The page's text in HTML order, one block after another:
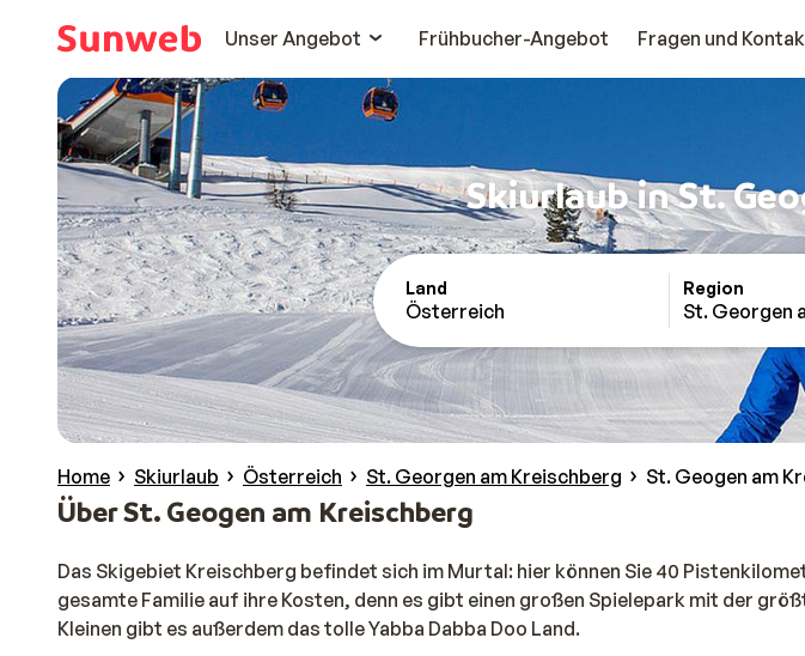
Unser Angebot
Frühbucher-Angebot Fragen und
Skiurlaub in St.
Land
Österreich
Region
St. Georgen
Home Skiurlaub Österreich St. Georgen am Kreischberg St. Geogen am
Über St. Geogen am Kreischberg
Das Skigebiet Kreischberg befindet sich im Murtal: hier können Sie 40
gesamte Familie auf ihre Kosten, denn es gibt einen großen Spielepark mit der
Kleinen gibt es außerdem das tolle Yabba Dabba Doo Land.